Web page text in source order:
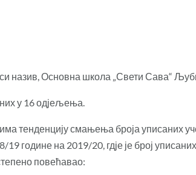
назив, Основна школа „Свети Сава“
у 16 одјељења.
тенденцију смањења броја уписаних
године на 2019/20, гдје је број
повећавао: